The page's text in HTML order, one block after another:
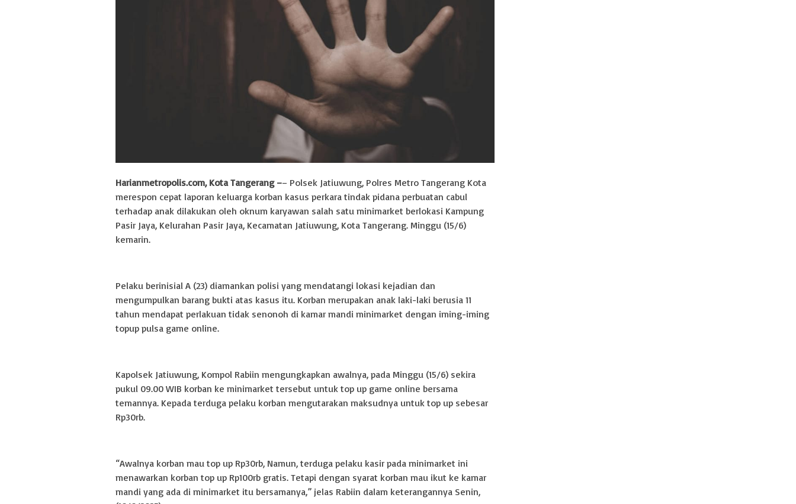
Harianmetropolis.com, Kota Tangerang –– Polsek Jatiuwung, Polres Metro Tangerang Kota
merespon cepat laporan keluarga korban kasus perkara tindak pidana perbuatan cabul
terhadap anak dilakukan oleh oknum karyawan salah satu minimarket berlokasi Kampung
Pasir Jaya, Kelurahan Pasir Jaya, Kecamatan Jatiuwung, Kota Tangerang. Minggu (15/6)
kemarin.
Pelaku berinisial A (23) diamankan polisi yang mendatangi lokasi kejadian dan
mengumpulkan barang bukti atas kasus itu. Korban merupakan anak laki-laki berusia 11
tahun mendapat perlakuan tidak senonoh di kamar mandi minimarket dengan iming-iming
topup pulsa game online.
Kapolsek Jatiuwung, Kompol Rabiin mengungkapkan awalnya, pada Minggu (15/6) sekira
pukul 09.00 WIB korban ke minimarket tersebut untuk top up game online bersama
temannya. Kepada terduga pelaku korban mengutarakan maksudnya untuk top up sebesar
Rp30rb.
“Awalnya korban mau top up Rp30rb, Namun, terduga pelaku kasir pada minimarket ini
menawarkan korban top up Rp100rb gratis. Tetapi dengan syarat korban mau ikut ke kamar
mandi yang ada di minimarket itu bersamanya,” jelas Rabiin dalam keterangannya Senin,